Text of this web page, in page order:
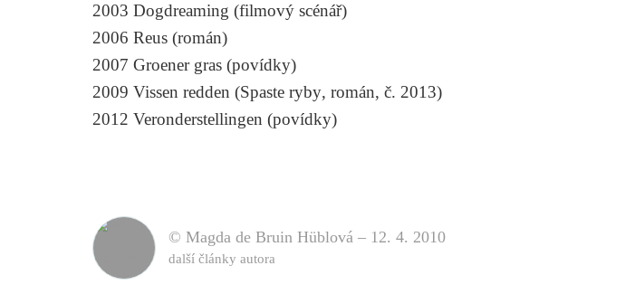
2003 Dogdreaming (filmový scénář)
2006 Reus (román)
2007 Groener gras (povídky)
2009 Vissen redden (Spaste ryby, román, č. 2013)
2012 Veronderstellingen (povídky)
© Magda de Bruin Hüblová – 12. 4. 2010
další články autora